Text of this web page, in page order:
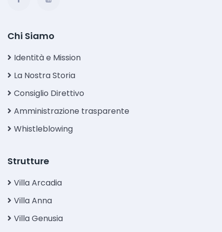
Chi Siamo
Identità e Mission
La Nostra Storia
Consiglio Direttivo
Amministrazione trasparente
Whistleblowing
Strutture
Villa Arcadia
Villa Anna
Villa Genusia